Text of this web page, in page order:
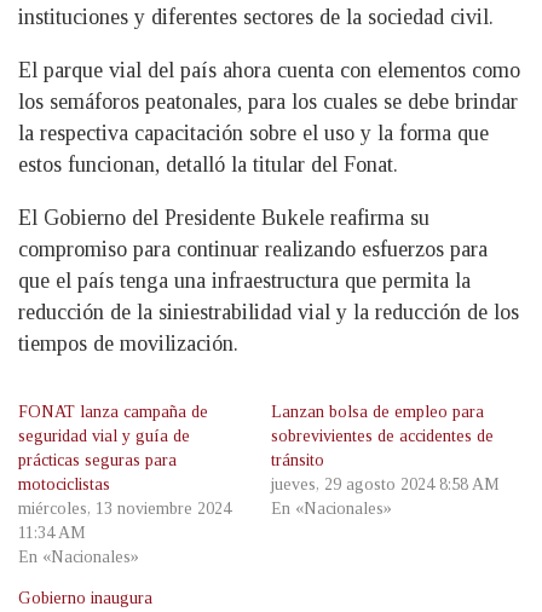
instituciones y diferentes sectores de la sociedad civil.
El parque vial del país ahora cuenta con elementos como
los semáforos peatonales, para los cuales se debe brindar
la respectiva capacitación sobre el uso y la forma que
estos funcionan, detalló la titular del Fonat.
El Gobierno del Presidente Bukele reafirma su
compromiso para continuar realizando esfuerzos para
que el país tenga una infraestructura que permita la
reducción de la siniestrabilidad vial y la reducción de los
tiempos de movilización.
FONAT lanza campaña de
seguridad vial y guía de
prácticas seguras para
motociclistas
miércoles, 13 noviembre 2024
11:34 AM
En «Nacionales»
Lanzan bolsa de empleo para
sobrevivientes de accidentes de
tránsito
jueves, 29 agosto 2024 8:58 AM
En «Nacionales»
Gobierno inaugura